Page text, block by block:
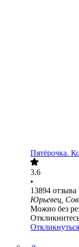
Пятёрочка.
3.6
•
13894 отзыва
Юрьевец,
Можно без
Откликнуться